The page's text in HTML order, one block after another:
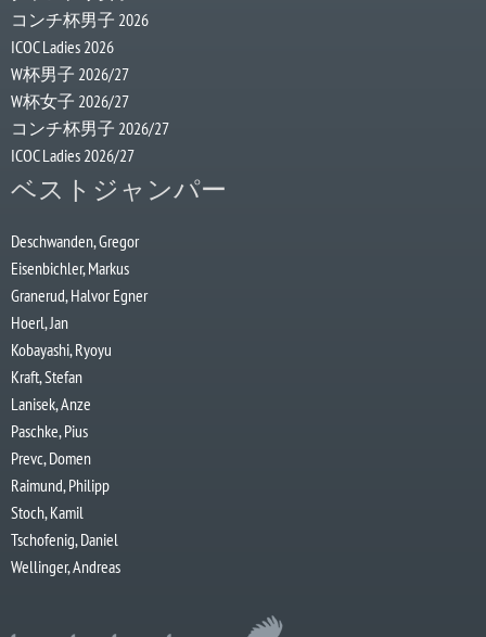
コンチ杯男子 2026
ICOC Ladies 2026
W杯男子 2026/27
W杯女子 2026/27
コンチ杯男子 2026/27
ICOC Ladies 2026/27
ベストジャンパー
Deschwanden, Gregor
Eisenbichler, Markus
Granerud, Halvor Egner
Hoerl, Jan
Kobayashi, Ryoyu
Kraft, Stefan
Lanisek, Anze
Paschke, Pius
Prevc, Domen
Raimund, Philipp
Stoch, Kamil
Tschofenig, Daniel
Wellinger, Andreas